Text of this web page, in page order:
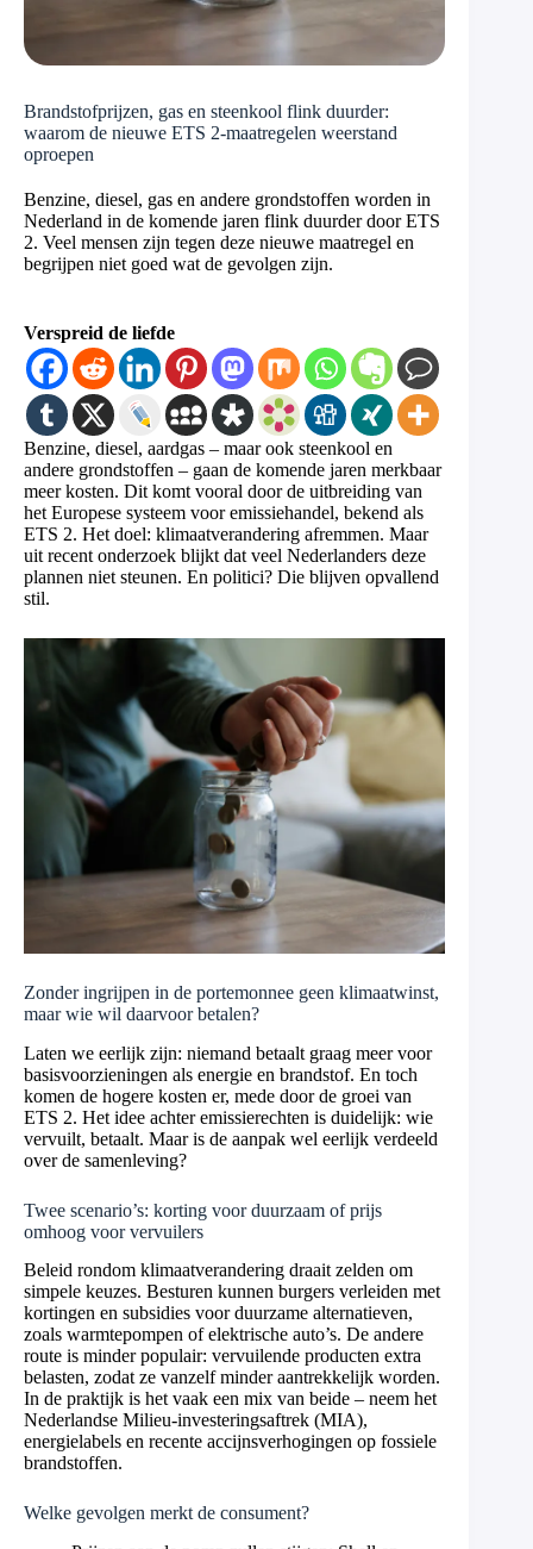
Brandstofprijzen, gas en steenkool flink duurder:
waarom de nieuwe ETS 2-maatregelen weerstand
oproepen
Benzine, diesel, gas en andere grondstoffen worden in
Nederland in de komende jaren flink duurder door ETS
2. Veel mensen zijn tegen deze nieuwe maatregel en
begrijpen niet goed wat de gevolgen zijn.
Verspreid de liefde
Benzine, diesel, aardgas – maar ook steenkool en
andere grondstoffen – gaan de komende jaren merkbaar
meer kosten. Dit komt vooral door de uitbreiding van
het Europese systeem voor emissiehandel, bekend als
ETS 2. Het doel: klimaatverandering afremmen. Maar
uit recent onderzoek blijkt dat veel Nederlanders deze
plannen niet steunen. En politici? Die blijven opvallend
stil.
Zonder ingrijpen in de portemonnee geen klimaatwinst,
maar wie wil daarvoor betalen?
Laten we eerlijk zijn: niemand betaalt graag meer voor
basisvoorzieningen als energie en brandstof. En toch
komen de hogere kosten er, mede door de groei van
ETS 2. Het idee achter emissierechten is duidelijk: wie
vervuilt, betaalt. Maar is de aanpak wel eerlijk verdeeld
over de samenleving?
Twee scenario’s: korting voor duurzaam of prijs
omhoog voor vervuilers
Beleid rondom klimaatverandering draait zelden om
simpele keuzes. Besturen kunnen burgers verleiden met
kortingen en subsidies voor duurzame alternatieven,
zoals warmtepompen of elektrische auto’s. De andere
route is minder populair: vervuilende producten extra
belasten, zodat ze vanzelf minder aantrekkelijk worden.
In de praktijk is het vaak een mix van beide – neem het
Nederlandse Milieu-investeringsaftrek (MIA),
energielabels en recente accijnsverhogingen op fossiele
brandstoffen.
Welke gevolgen merkt de consument?